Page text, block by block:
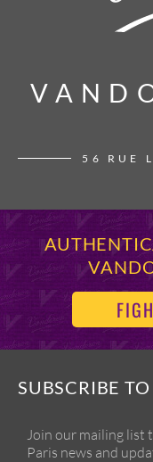
56 RUE
SUBSCRIBE
Join our mailing list
Paris news and